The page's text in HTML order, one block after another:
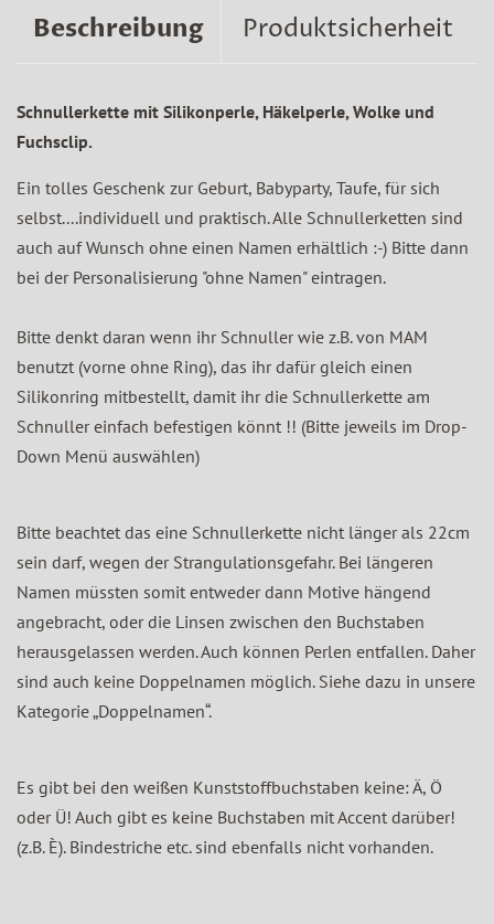
Beschreibung Produktsicherheit
Schnullerkette mit Silikonperle, Häkelperle, Wolke und
Fuchsclip.
Ein tolles Geschenk zur Geburt, Babyparty, Taufe, für sich
selbst....individuell und praktisch. Alle Schnullerketten sind
auch auf Wunsch ohne einen Namen erhältlich :-) Bitte dann
bei der Personalisierung "ohne Namen" eintragen.
Bitte denkt daran wenn ihr Schnuller wie z.B. von MAM
benutzt (vorne ohne Ring), das ihr dafür gleich einen
Silikonring mitbestellt, damit ihr die Schnullerkette am
Schnuller einfach befestigen könnt !! (Bitte jeweils im Drop-
Down Menü auswählen)
Bitte beachtet das eine Schnullerkette nicht länger als 22cm
sein darf, wegen der Strangulationsgefahr. Bei längeren
Namen müssten somit entweder dann Motive hängend
angebracht, oder die Linsen zwischen den Buchstaben
herausgelassen werden. Auch können Perlen entfallen. Daher
sind auch keine Doppelnamen möglich. Siehe dazu in unsere
Kategorie „Doppelnamen“.
Es gibt bei den weißen Kunststoffbuchstaben keine: Ä, Ö
oder Ü! Auch gibt es keine Buchstaben mit Accent darüber!
(z.B. È). Bindestriche etc. sind ebenfalls nicht vorhanden.